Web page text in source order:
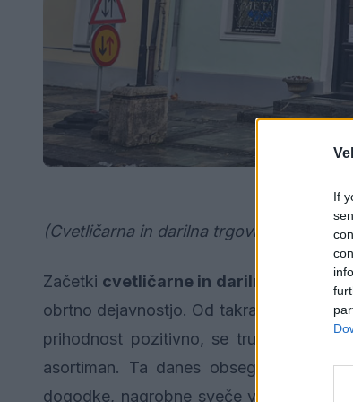
If
(Cvetličarna in darilna trgovina Meta,
Začetki cvetličarne in darilne trgovine
obrtno dejavnostjo. Od takrat pa do
prihodnost pozitivno, se trudili za
asortiman. Ta danes obsega: rezano
dogodke, nagrobne sveče vseh vrst od